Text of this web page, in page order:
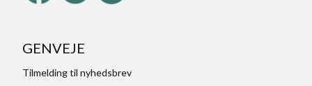
GENVEJE
Tilmelding til nyhedsbrev